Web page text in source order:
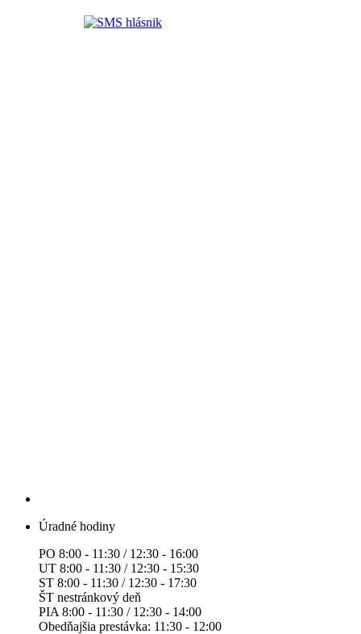
Úradné hodiny
PO 8:00 - 11:30 / 12:30 - 16:00
UT 8:00 - 11:30 / 12:30 - 15:30
ST 8:00 - 11:30 / 12:30 - 17:30
ŠT nestránkový deň
PIA 8:00 - 11:30 / 12:30 - 14:00
Obedňajšia prestávka: 11:30 - 12:00